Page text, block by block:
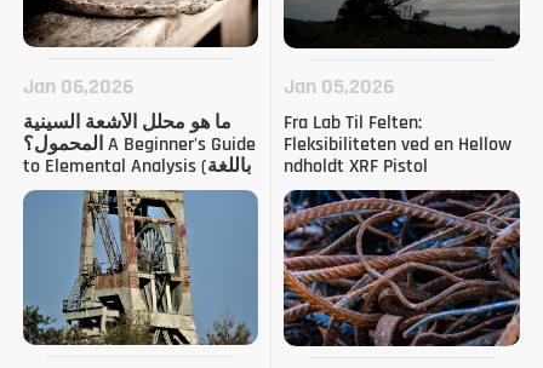
Jan 06,2026
ما هو محلل الأشعة السينية
المحمول؟ A Beginner's Guide
to Elemental Analysis (باللغة
الإنجليزية)
Jan 05,2026
Fra Lab Til Felten:
Fleksibiliteten ved en Hellow
ndholdt XRF Pistol